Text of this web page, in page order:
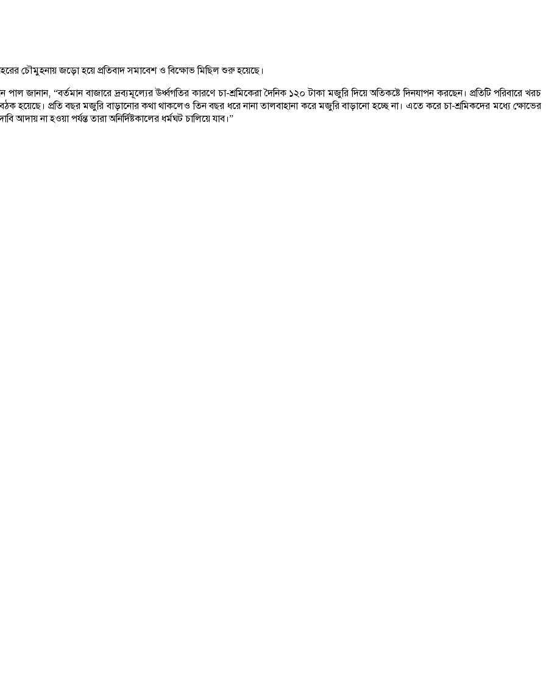
চৌমুহনায় জড়ো হয়ে প্রতিবাদ সমাবেশ ও বিক্ষোভ মিছিল শুরু হয়েছে।
পাল জানান, “বর্তমান বাজারে দ্রব্যমূল্যের ঊর্ধ্বগতির কারণে চা-শ্রমিকেরা দৈনিক ১২০ টাকা মজুরি দিয়ে অতিকষ্টে দিনযাপন করছেন। প্রতিটি পরিবারে খরচ
হয়েছে। প্রতি বছর মজুরি বাড়ানোর কথা থাকলেও তিন বছর ধরে নানা তালবাহানা করে মজুরি বাড়ানো হচ্ছে না। এতে করে চা-শ্রমিকদের মধ্যে ক্ষোভের
না হওয়া পর্যন্ত তারা অনির্দিষ্টকালের ধর্মঘট চালিয়ে যাব।”